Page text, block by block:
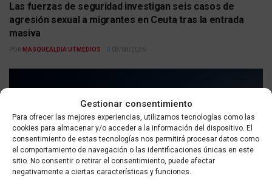
Gestionar consentimiento
Para ofrecer las mejores experiencias, utilizamos tecnologías como las
cookies para almacenar y/o acceder a la información del dispositivo. El
consentimiento de estas tecnologías nos permitirá procesar datos como
el comportamiento de navegación o las identificaciones únicas en este
sitio. No consentir o retirar el consentimiento, puede afectar
negativamente a ciertas características y funciones.
Las fuerzas de seguridad investigan seis casos de
agresión sexual a migrantes en Ceuta tras la entrada
masiva
POR MASQUEALDIA UTMEDIOS 08/08/2026